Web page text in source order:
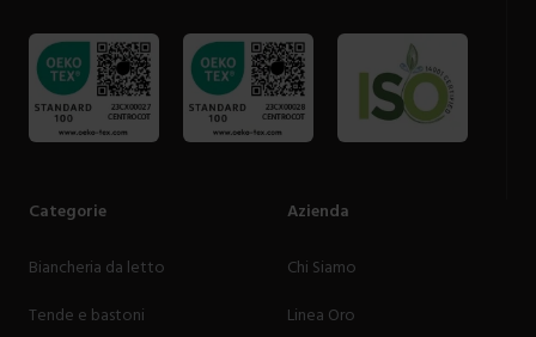
Categorie
Biancheria da letto
Tende e bastoni
Azienda
Chi Siamo
Linea Oro